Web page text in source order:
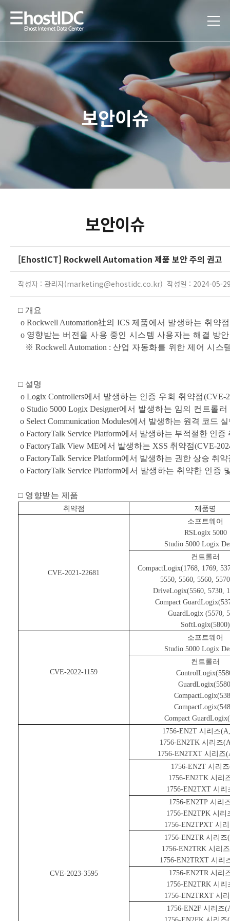
보안이슈
보안이슈
[EhostICT] Rockwell Automation 제품 보안 주의 권고
작성자 : 관리자(marketing@ehostidc.co.kr) 작성일 : 2024-05-
□ 개요
o Rockwell Automation社의 ICS 제품에서 발생하는 취약
o 영향받는 버전을 사용 중인 시스템 사용자는 해결 방
※ Rockwell Automation : 산업 자동화를 위한 제어 시스
□ 설명
o Logix Controllers에서 발생하는 인증 우회 취약점(CVE-
o Studio 5000 Logix Designer에서 발생하는 임의 컨트롤러
o Select Communication Modules에서 발생하는 원격 코드
o FactoryTalk Service Platform에서 발생하는 부적절한 인증
o FactoryTalk View ME에서 발생하는 XSS 취약점(CVE-
o FactoryTalk Service Platform에서 발생하는 권한 상승 취약
o FactoryTalk Service Platform에서 발생하는 취약한 인증
□ 영향받는 제품
취약점 제품명
CVE-2021-22681
소프트웨어
RSLogix 5000
Studio 5000 Logix
컨트롤러
CompactLogix(1768, 1769,
5550, 5560, 5560,
DriveLogix(5560, 5730,
Compact
GuardLogix (5570,
SoftLogix(5800)
CVE-2022-1159
소프트웨어
Studio 5000 Logix
컨트롤러
Compact
CVE-2023-3595
1756-EN2T 시리즈
1756-EN2TK 시리즈
1756-EN2TXT 시리즈
1756-EN2T 시리즈
1756-EN2TK 시리
1756-EN2TXT 시리
1756-EN2TP 시리
1756-EN2TPK 시리
1756-EN2TPXT 시
1756-EN2TR 시리즈
1756-EN2TRK 시리즈
1756-EN2TRXT 시리
1756-EN2TR 시리
1756-EN2TRK 시리
1756-EN2TRXT 시
1756-EN2F 시리즈